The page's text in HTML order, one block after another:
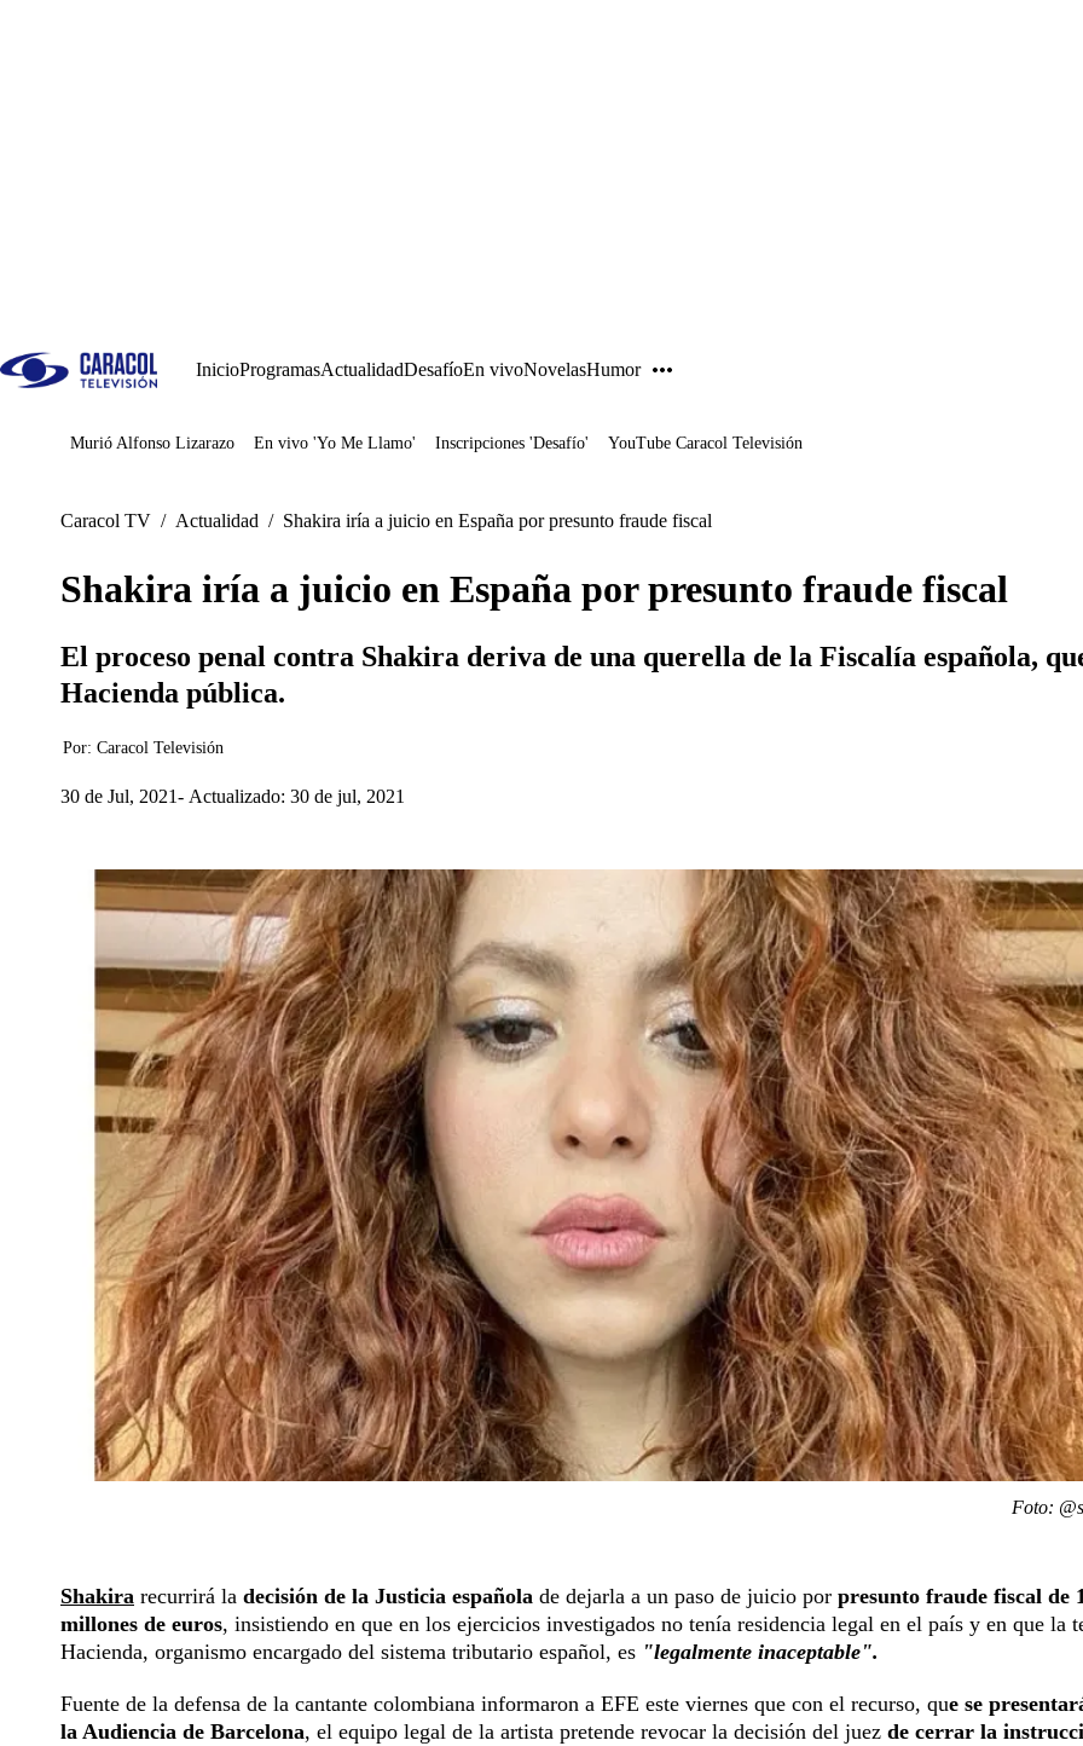
InicioProgramasActualidadDesafíoEn vivoNovelasHumor
Juegos
Murió Alfonso Lizarazo En vivo 'Yo Me Llamo' Inscripciones 'Desafío' YouTube Caracol Televisión
Caracol TV / Actualidad / Shakira iría a juicio en España por presunto fraude fiscal
Shakira iría a juicio en España por presunto fraude fiscal
El proceso penal contra Shakira deriva de una querella de la Fiscalía española,
Hacienda pública.
Por: Caracol Televisión
30 de Jul, 2021 Actualizado: 30 de jul, 2021
Foto:
Shakira recurrirá la decisión de la Justicia española de dejarla a un paso de juicio por presunto fraude fiscal de
millones de euros, insistiendo en que en los ejercicios investigados no tenía residencia legal en el país y en que la
Hacienda, organismo encargado del sistema tributario español, es "legalmente inaceptable".
Fuente de la defensa de la cantante colombiana informaron a EFE este viernes que con el recurso, que se
la Audiencia de Barcelona, el equipo legal de la artista pretende revocar la decisión del juez de cerrar la